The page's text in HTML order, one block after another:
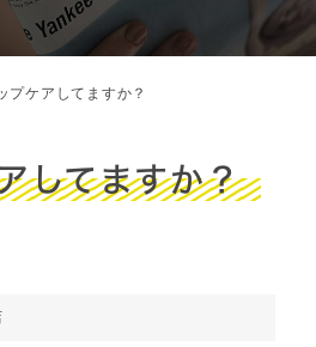
プケアしてますか？
してますか？